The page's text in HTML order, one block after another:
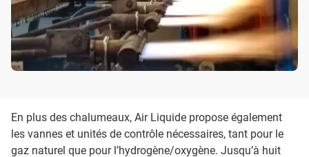
En plus des chalumeaux, Air Liquide propose également
les vannes et unités de contrôle nécessaires, tant pour le
gaz naturel que pour l’hydrogène/oxygène. Jusqu’à huit